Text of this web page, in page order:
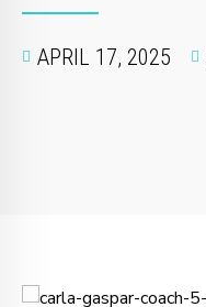
APRIL 17, 2025